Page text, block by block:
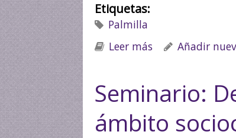
Etiquetas:
Palmilla
Leer más sobre Palma
Añadir
Seminario:
ámbito